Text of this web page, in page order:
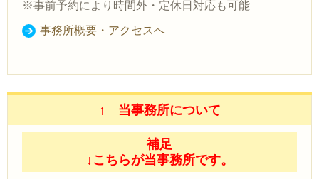
※事前予約により時間外・定休日対応も可能
事務所概要・アクセスへ
↑ 当事務所について
補足
↓こちらが当事務所です。
秀ちゃんAI